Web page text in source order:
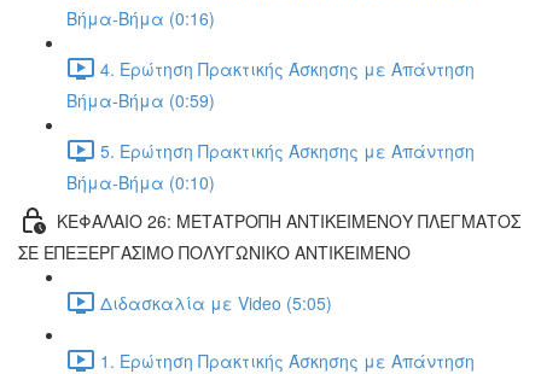
Βήμα-Βήμα (0:16)
4. Ερώτηση Πρακτικής Άσκησης με Απάντηση
Βήμα-Βήμα (0:59)
5. Ερώτηση Πρακτικής Άσκησης με Απάντηση
Βήμα-Βήμα (0:10)
ΚΕΦΑΛΑΙΟ 26: ΜΕΤΑΤΡΟΠΗ ΑΝΤΙΚΕΙΜΕΝΟΥ ΠΛΕΓΜΑΤΟΣ
ΣΕ ΕΠΕΞΕΡΓΑΣΙΜΟ ΠΟΛΥΓΩΝΙΚΟ ΑΝΤΙΚΕΙΜΕΝΟ
Διδασκαλία με Video (5:05)
1. Ερώτηση Πρακτικής Άσκησης με Απάντηση